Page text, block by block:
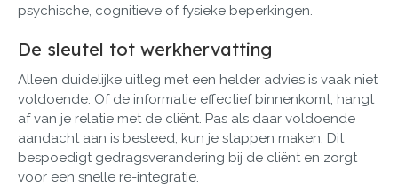
psychische, cognitieve of fysieke beperkingen.
De sleutel tot werkhervatting
Alleen duidelijke uitleg met een helder advies is vaak niet
voldoende. Of de informatie effectief binnenkomt, hangt
af van je relatie met de cliënt. Pas als daar voldoende
aandacht aan is besteed, kun je stappen maken. Dit
bespoedigt gedragsverandering bij de cliënt en zorgt
voor een snelle re-integratie.